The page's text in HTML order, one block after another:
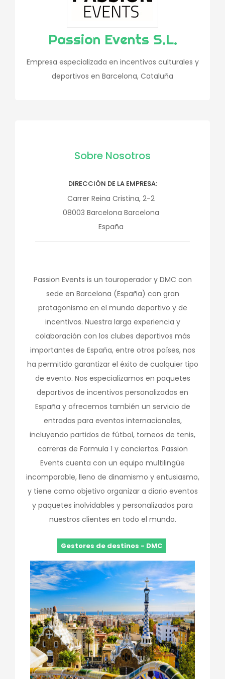
Passion Events S.L.
Empresa especializada en incentivos culturales y
deportivos en Barcelona, Cataluña
Sobre Nosotros
DIRECCIÓN DE LA EMPRESA
Carrer Reina Cristina, 2-2
08003 Barcelona Barcelona
España
Passion Events is un touroperador y DMC con
sede en Barcelona (España) con gran
protagonismo en el mundo deportivo y de
incentivos. Nuestra larga experiencia y
colaboración con los clubes deportivos más
importantes de España, entre otros países, nos
ha permitido garantizar el éxito de cualquier tipo
de evento. Nos especializamos en paquetes
deportivos de incentivos personalizados en
España y ofrecemos también un servicio de
entradas para eventos internacionales,
incluyendo partidos de fútbol, torneos de tenis,
carreras de Formula 1 y conciertos. Passion
Events cuenta con un equipo multilingüe
incomparable, lleno de dinamismo y entusiasmo,
y tiene como objetivo organizar a diario eventos
y paquetes inolvidables y personalizados para
nuestros clientes en todo el mundo.
Gestores de destinos - DMC